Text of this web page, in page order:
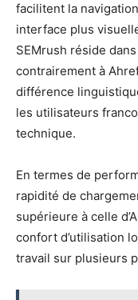
facilitent la
interface plus
SEMrush réside
contrairement à
différence
les utilisateurs
technique.
En termes de
rapidité de
supérieure à celle
confort d’utilisation
travail sur plusieurs